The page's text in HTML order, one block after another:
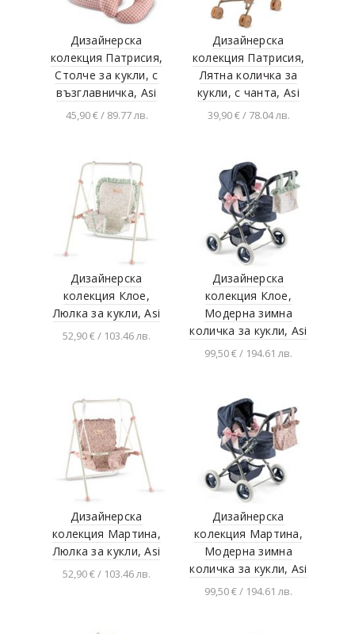
Viga toys
Buba
Smoby
Cayro
STEP Puzzle
Mojo ANIMAL PLANET
FALK
QPlay
Learning Resources
Chillafish
IOTOBO
Moulin Roty
Jarmelo
HOLA
Schulrucksäcke & Rucksäcke
Nova Rico
АзБукиВеди
PEPPA PIG
korbo
Дизайнерска
колекция Патрисия,
Столче за кукли, с
възглавничка, Asi
45,90 € / 89.77 лв.
Дизайнерска
колекция Патрисия,
Лятна количка за
кукли, с чанта, Asi
39,90 € / 78.04 лв.
Дизайнерска
колекция Клое,
Люлка за кукли, Asi
52,90 € / 103.46 лв.
Дизайнерска
колекция Клое,
Модерна зимна
количка за кукли, Asi
99,50 € / 194.61 лв.
Дизайнерска
колекция Мартина,
Люлка за кукли, Asi
52,90 € / 103.46 лв.
Дизайнерска
колекция Мартина,
Модерна зимна
количка за кукли, Asi
99,50 € / 194.61 лв.